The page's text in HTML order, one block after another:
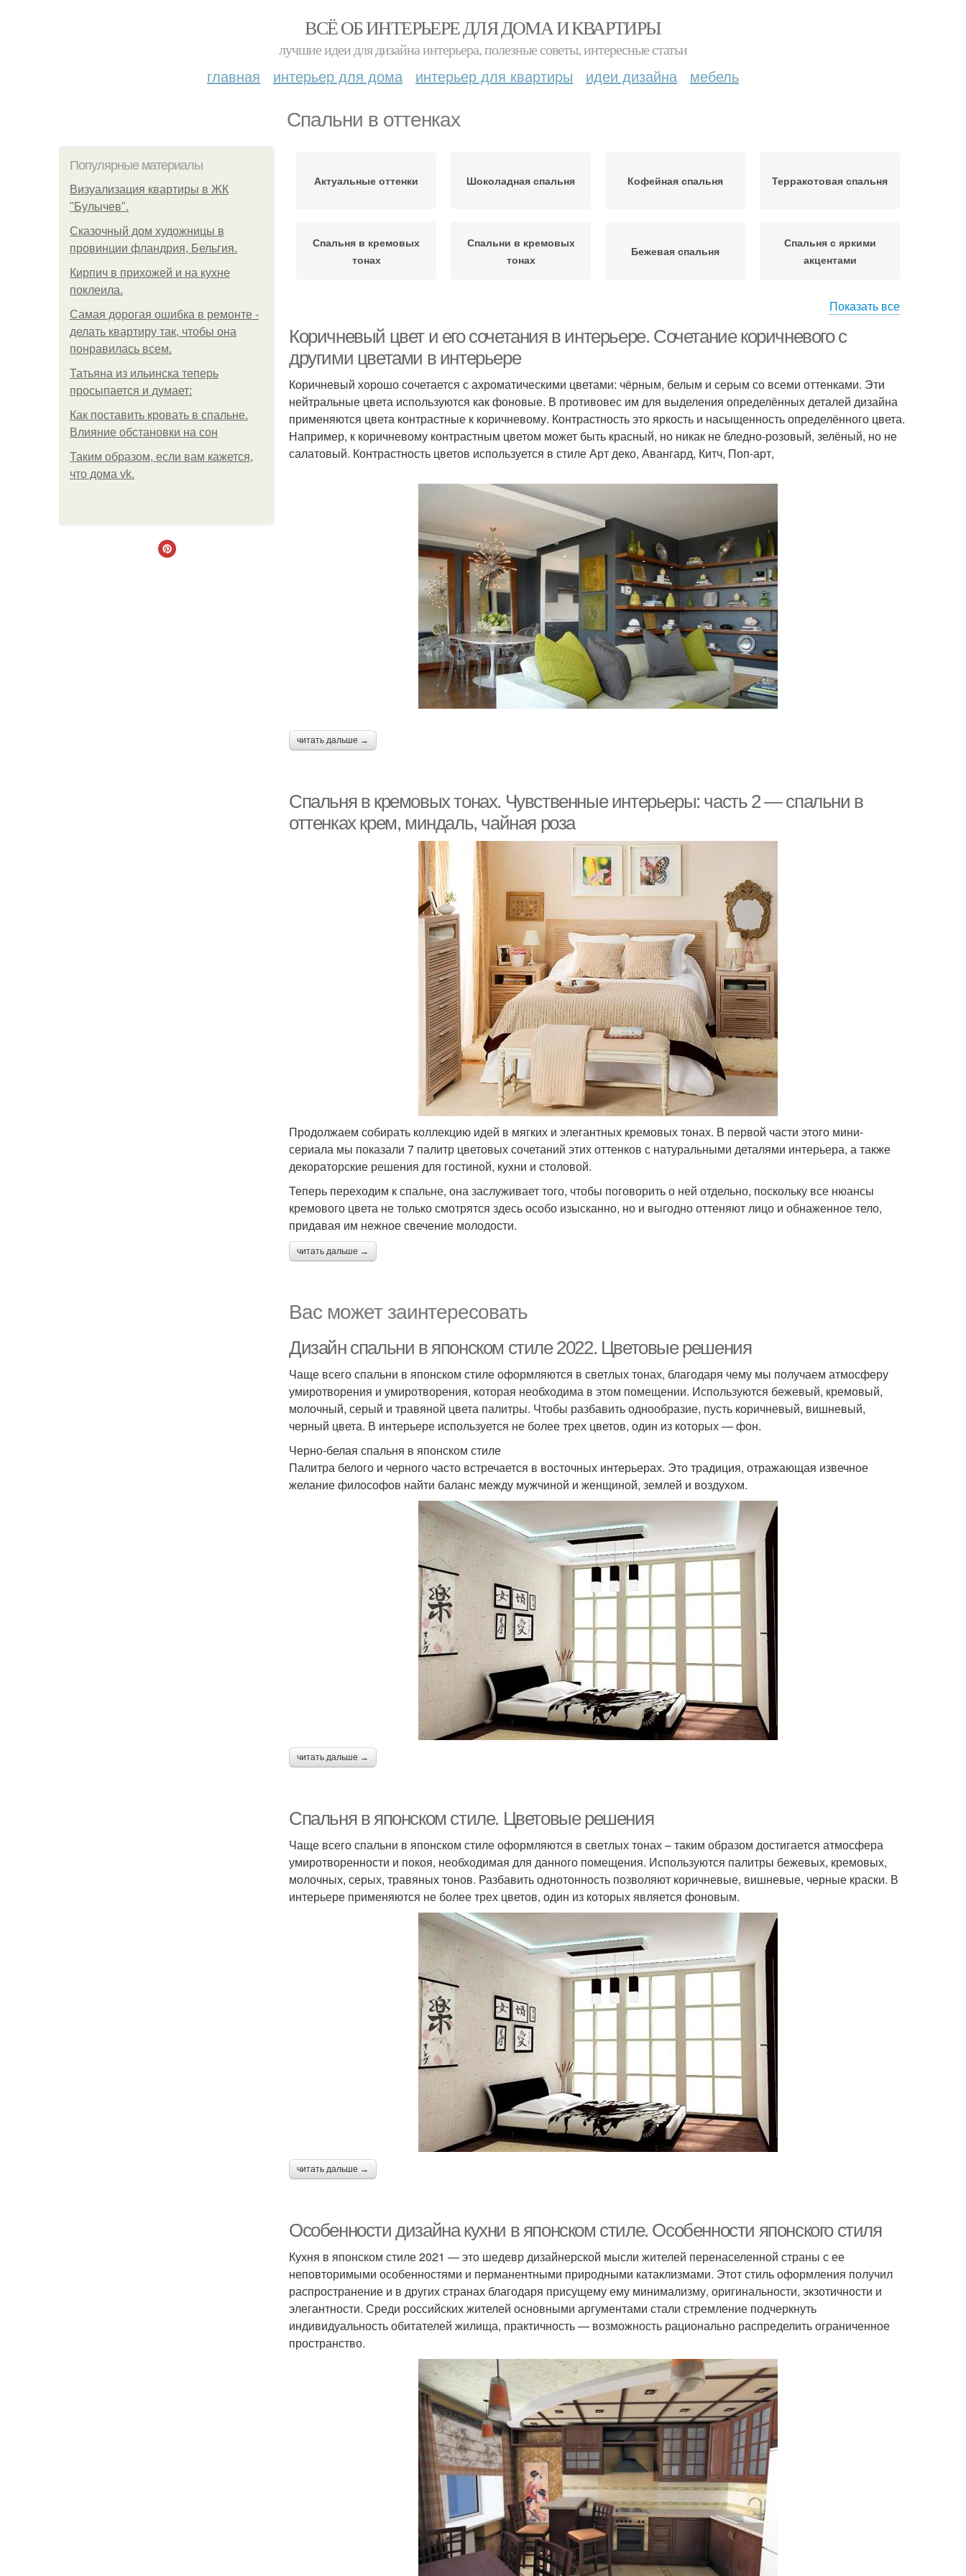
ВСЁ ОБ ИНТЕРЬЕРЕ ДЛЯ ДОМА И КВАРТИРЫ
лучшие идеи для дизайна интерьера, полезные советы, интересные статьи
главная интерьер для дома интерьер для квартиры идеи дизайна мебель
Спальни в оттенках
Популярные материалы
Визуализация квартиры в ЖК
"Булычев".
Сказочный дом художницы в
провинции фландрия, Бельгия.
Кирпич в прихожей и на кухне
поклеила.
Самая дорогая ошибка в ремонте -
делать квартиру так, чтобы она
понравилась всем.
Татьяна из ильинска теперь
просыпается и думает:
Как поставить кровать в спальне.
Влияние обстановки на сон
Таким образом, если вам кажется,
что дома vk.
Актуальные оттенки Шоколадная спальня Кофейная спальня Терракотовая спальня
Спальня в кремовых
тонах
Спальни в кремовых
тонах
Бежевая спальня
Спальня с яркими
акцентами
тонах
Показать все
Коричневый цвет и его сочетания в интерьере. Сочетание коричневого с
другими цветами в интерьере
Коричневый хорошо сочетается с ахроматическими цветами: чёрным, белым и серым со всеми оттенками. Эти
нейтральные цвета используются как фоновые. В противовес им для выделения определённых деталей дизайна
применяются цвета контрастные к коричневому. Контрастность это яркость и насыщенность определённого цвета.
Например, к коричневому контрастным цветом может быть красный, но никак не бледно-розовый, зелёный, но не
салатовый. Контрастность цветов используется в стиле Арт деко, Авангард, Китч, Поп-арт,
читать дальше →
Спальня в кремовых тонах. Чувственные интерьеры: часть 2 — спальни в
оттенках крем, миндаль, чайная роза
Продолжаем собирать коллекцию идей в мягких и элегантных кремовых тонах. В первой части этого мини-
сериала мы показали 7 палитр цветовых сочетаний этих оттенков с натуральными деталями интерьера, а также
декораторские решения для гостиной, кухни и столовой.
Теперь переходим к спальне, она заслуживает того, чтобы поговорить о ней отдельно, поскольку все нюансы
кремового цвета не только смотрятся здесь особо изысканно, но и выгодно оттеняют лицо и обнаженное тело,
придавая им нежное свечение молодости.
читать дальше →
Вас может заинтересовать
Дизайн спальни в японском стиле 2022. Цветовые решения
Чаще всего спальни в японском стиле оформляются в светлых тонах, благодаря чему мы получаем атмосферу
умиротворения и умиротворения, которая необходима в этом помещении. Используются бежевый, кремовый,
молочный, серый и травяной цвета палитры. Чтобы разбавить однообразие, пусть коричневый, вишневый,
черный цвета. В интерьере используется не более трех цветов, один из которых — фон.
Черно-белая спальня в японском стиле
Палитра белого и черного часто встречается в восточных интерьерах. Это традиция, отражающая извечное
желание философов найти баланс между мужчиной и женщиной, землей и воздухом.
читать дальше →
Спальня в японском стиле. Цветовые решения
Чаще всего спальни в японском стиле оформляются в светлых тонах – таким образом достигается атмосфера
умиротворенности и покоя, необходимая для данного помещения. Используются палитры бежевых, кремовых,
молочных, серых, травяных тонов. Разбавить однотонность позволяют коричневые, вишневые, черные краски. В
интерьере применяются не более трех цветов, один из которых является фоновым.
читать дальше →
Особенности дизайна кухни в японском стиле. Особенности японского стиля
Кухня в японском стиле 2021 — это шедевр дизайнерской мысли жителей перенаселенной страны с ее
неповторимыми особенностями и перманентными природными катаклизмами. Этот стиль оформления получил
распространение и в других странах благодаря присущему ему минимализму, оригинальности, экзотичности и
элегантности. Среди российских жителей основными аргументами стали стремление подчеркнуть
индивидуальность обитателей жилища, практичность — возможность рационально распределить ограниченное
пространство.